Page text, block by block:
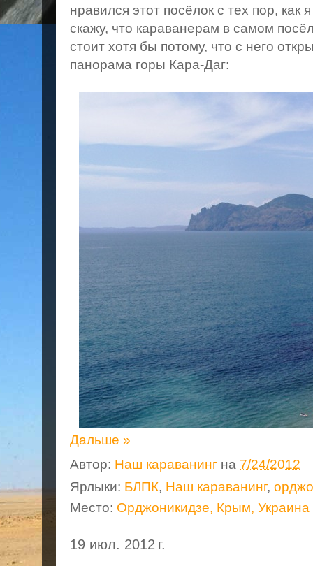
нравился этот посёлок с тех пор,
скажу, что караванерам в самом
стоит хотя бы потому, что с него
панорама горы Кара-Даг:
Дальше »
Автор: Наш караванинг на 7/24/2012
Ярлыки: БЛПК, Наш караванинг,
Место: Орджоникидзе, Крым, Украина
19 июл. 2012 г.